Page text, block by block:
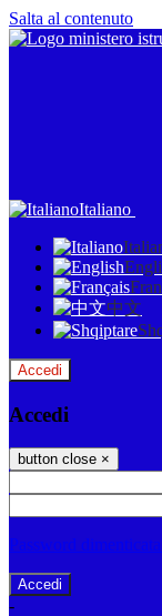
Salta al contenuto
Italiano
中文
Accedi
Accedi
button close ×
Password
-